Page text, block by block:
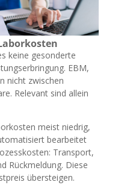
keine gesonderte
EBM,
nicht zwischen
Relevant sind allein
meist niedrig,
bearbeitet
Transport,
Rückmeldung. Diese
übersteigen.